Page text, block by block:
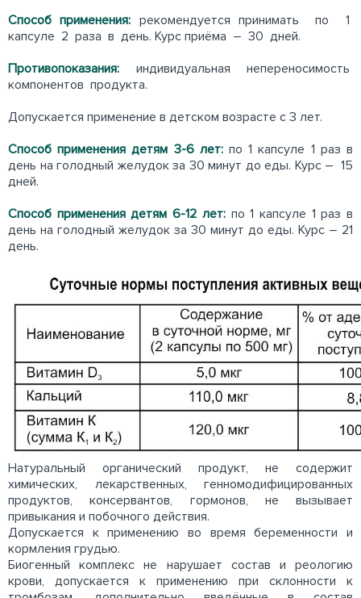
Способ применения: рекомендуется принимать по 1
капсуле 2 раза в день. Курс приёма – 30 дней.
Противопоказания: индивидуальная непереносимость
компонентов продукта.
Допускается применение в детском возрасте с 3 лет.
Способ применения детям 3-6 лет:по 1 капсуле 1 раз в
день на голодный желудок за 30 минут до еды. Курс – 15
дней.
Способ применения детям 6-12 лет:по 1 капсуле 1 раз в
день на голодный желудок за 30 минут до еды. Курс – 21
день.
Натуральный органический продукт, не содержит
химических, лекарственных, генномодифицированных
продуктов, консервантов, гормонов, не вызывает
привыкания и побочного действия.
Допускается к применению во время беременности и
кормления грудью.
Биогенный комплекс не нарушает состав и реологию
крови, допускается к применению при склонности к